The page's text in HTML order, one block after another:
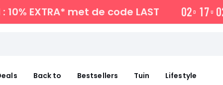
10% EXTRA* met de code LAST 02 D 17 U 0
Back to Bestsellers Tuin Lifestyle